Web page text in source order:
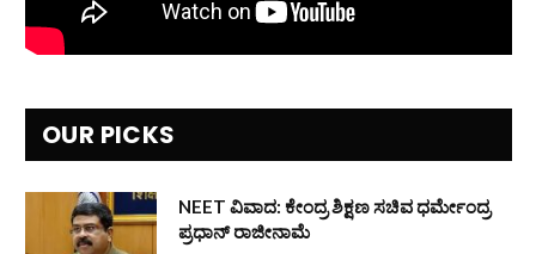
OUR PICKS
NEET ವಿವಾದ: ಕೇಂದ್ರ ಶಿಕ್ಷಣ ಸಚಿವ ಧರ್ಮೇಂದ್ರ
ಪ್ರಧಾನ್ ರಾಜೀನಾಮೆ